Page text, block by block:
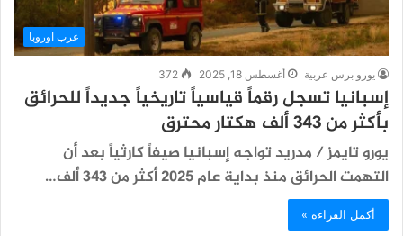
عرب اوروبا
يورو برس عربية أغسطس 18, 2025 372
إسبانيا تسجل رقماً قياسياً تاريخياً جديداً للحرائق
بأكثر من 343 ألف هكتار محترق
يورو تايمز / مدريد تواجه إسبانيا صيفاً كارثياً بعد أن
التهمت الحرائق منذ بداية عام 2025 أكثر من 343 ألف…
أكمل القراءة »